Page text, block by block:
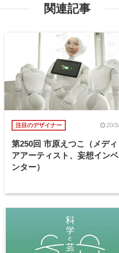
関連記事
注目のデザイナー 20/
第250回 市原えつこ（メディ
アアーティスト、妄想インベ
ンター）